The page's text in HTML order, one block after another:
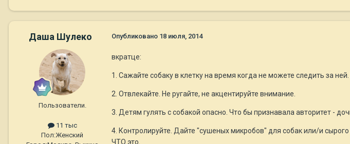
Даша Шулеко
Пользователи.
11 тыс
Пол:Женский
Опубликовано 18 июля, 2014
вкратце:
1. Сажайте собаку в клетку на время когда не можете следить за
2. Отвлекайте. Не ругайте, не акцентируйте внимание.
3. Детям гулять с собакой опасно. Что бы признавала авторитет -
4. Контролируйте. Дайте "сушеных микробов" для собак или/и
ЧТО это.